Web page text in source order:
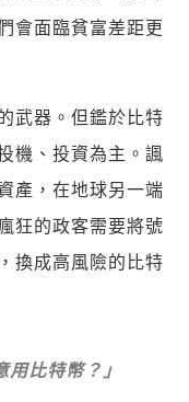
會面臨貧富差距更
武器。但鑑於比特
機、投資為主。諷
產，在地球另一端
狂的政客需要將號
換成高風險的比特
用比特幣？」